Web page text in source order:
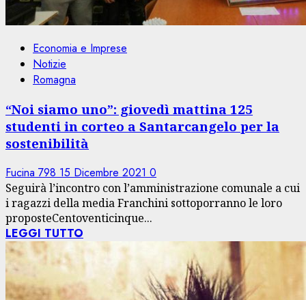
Economia e Imprese
Notizie
Romagna
“Noi siamo uno”: giovedì mattina 125
studenti in corteo a Santarcangelo per la
sostenibilità
Fucina 798 15 Dicembre 2021 0
Seguirà l’incontro con l’amministrazione comunale a cui
i ragazzi della media Franchini sottoporranno le loro
proposteCentoventicinque...
LEGGI TUTTO